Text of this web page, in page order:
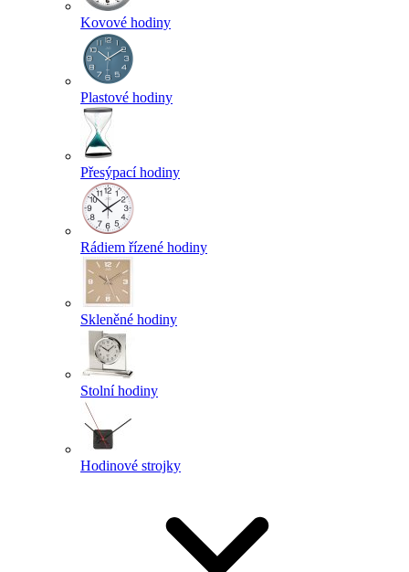
Kovové hodiny
Plastové hodiny
Přesýpací hodiny
Rádiem řízené hodiny
Skleněné hodiny
Stolní hodiny
Hodinové strojky